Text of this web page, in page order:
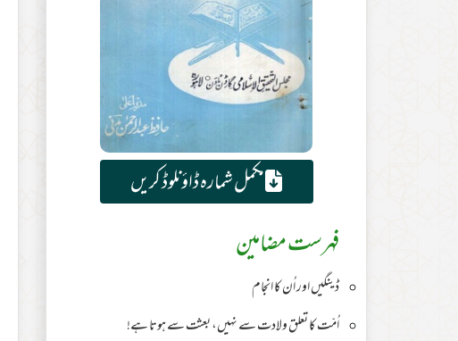
مکمل شمارہ ڈاؤنلوڈ کریں
فہرست مضامین
ڈینگیں اور اُن کا انجام
اُمّت کا تعلق ولادت سے نہیں، بعثت سے ہوتا ہے!